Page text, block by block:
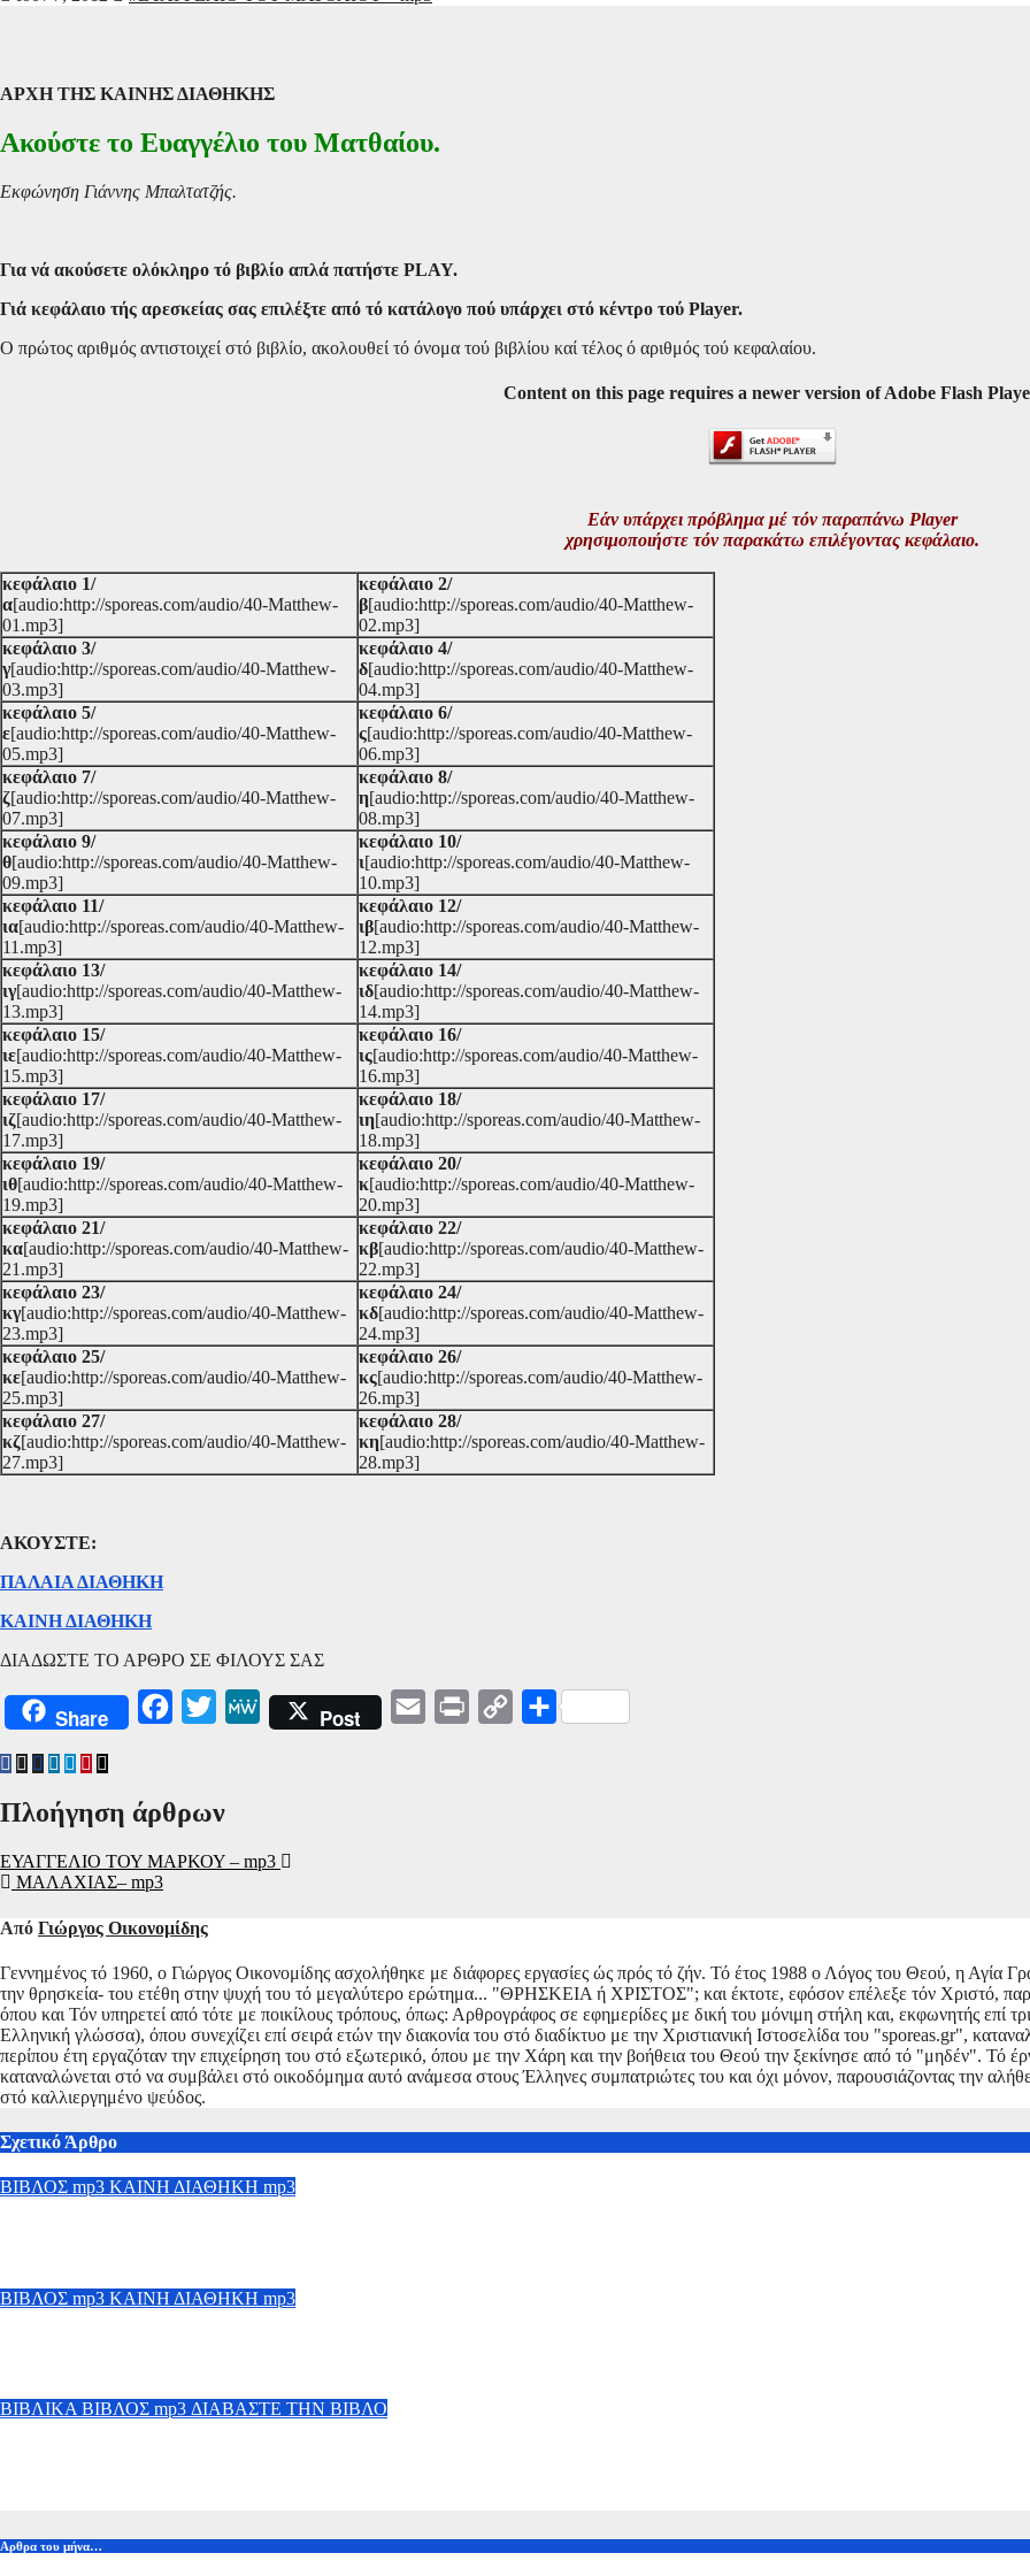
ΑΡΧΗ ΤΗΣ ΚΑΙΝΗΣ ΔΙΑΘΗΚΗΣ
Ακούστε το Ευαγγέλιο του Ματθαίου.
Εκφώνηση Γιάννης Μπαλτατζής.
Για νά ακούσετε ολόκληρο τό βιβλίο απλά πατήστε PLAY.
Γιά κεφάλαιο τής αρεσκείας σας επιλέξτε από τό κατάλογο πού υπάρχει στό κέντρο τού Player.
Ο πρώτος αριθμός αντιστοιχεί στό βιβλίο, ακολουθεί τό όνομα τού βιβλίου καί τέλος ό αριθμός τού κεφαλαίου.
Content on this page requires a newer version of Adobe Flash
Εάν υπάρχει πρόβλημα μέ τόν παραπάνω Player
χρησιμοποιήστε τόν παρακάτω επιλέγοντας κεφάλαιο.
κεφάλαιο 1/
α[audio:http://sporeas.com/audio/40-Matthew-
01.mp3]
κεφάλαιο 2/
β[audio:http://sporeas.com/audio/40-Matthew-
02.mp3]
κεφάλαιο 3/
γ[audio:http://sporeas.com/audio/40-Matthew-
03.mp3]
κεφάλαιο 4/
δ[audio:http://sporeas.com/audio/40-Matthew-
04.mp3]
κεφάλαιο 5/
ε[audio:http://sporeas.com/audio/40-Matthew-
05.mp3]
κεφάλαιο 6/
ς[audio:http://sporeas.com/audio/40-Matthew-
06.mp3]
κεφάλαιο 7/
ζ[audio:http://sporeas.com/audio/40-Matthew-
07.mp3]
κεφάλαιο 8/
η[audio:http://sporeas.com/audio/40-Matthew-
08.mp3]
κεφάλαιο 9/
θ[audio:http://sporeas.com/audio/40-Matthew-
09.mp3]
κεφάλαιο 10/
ι[audio:http://sporeas.com/audio/40-Matthew-
10.mp3]
κεφάλαιο 11/
ια[audio:http://sporeas.com/audio/40-Matthew-
11.mp3]
κεφάλαιο 12/
ιβ[audio:http://sporeas.com/audio/40-Matthew-
12.mp3]
κεφάλαιο 13/
ιγ[audio:http://sporeas.com/audio/40-Matthew-
13.mp3]
κεφάλαιο 14/
ιδ[audio:http://sporeas.com/audio/40-Matthew-
14.mp3]
κεφάλαιο 15/
ιε[audio:http://sporeas.com/audio/40-Matthew-
15.mp3]
κεφάλαιο 16/
ις[audio:http://sporeas.com/audio/40-Matthew-
16.mp3]
κεφάλαιο 17/
ιζ[audio:http://sporeas.com/audio/40-Matthew-
17.mp3]
κεφάλαιο 18/
ιη[audio:http://sporeas.com/audio/40-Matthew-
18.mp3]
κεφάλαιο 19/
ιθ[audio:http://sporeas.com/audio/40-Matthew-
19.mp3]
κεφάλαιο 20/
κ[audio:http://sporeas.com/audio/40-Matthew-
20.mp3]
κεφάλαιο 21/
κα[audio:http://sporeas.com/audio/40-Matthew-
21.mp3]
κεφάλαιο 22/
κβ[audio:http://sporeas.com/audio/40-Matthew-
22.mp3]
κεφάλαιο 23/
κγ[audio:http://sporeas.com/audio/40-Matthew-
23.mp3]
κεφάλαιο 24/
κδ[audio:http://sporeas.com/audio/40-Matthew-
24.mp3]
κεφάλαιο 25/
κε[audio:http://sporeas.com/audio/40-Matthew-
25.mp3]
κεφάλαιο 26/
κς[audio:http://sporeas.com/audio/40-Matthew-
26.mp3]
κεφάλαιο 27/
κζ[audio:http://sporeas.com/audio/40-Matthew-
27.mp3]
κεφάλαιο 28/
κη[audio:http://sporeas.com/audio/40-Matthew-
28.mp3]
ΑΚΟΥΣΤΕ:
ΠΑΛΑΙΑ ΔΙΑΘΗΚΗ
ΚΑΙΝΗ ΔΙΑΘΗΚΗ
ΔΙΑΔΩΣΤΕ ΤΟ ΑΡΘΡΟ ΣΕ ΦΙΛΟΥΣ ΣΑΣ
Share FacebookTwitter MeWe Post Email Print
Copy Μοιραστείτε
Πλοήγηση άρθρων
ΕΥΑΓΓΕΛΙΟ ΤΟΥ ΜΑΡΚΟΥ – mp3
ΜΑΛΑΧΙΑΣ– mp3
Από Γιώργος Οικονομίδης
Γεννημένος τό 1960, ο Γιώργος Οικονομίδης ασχολήθηκε με διάφορες εργασίες ώς πρός τό ζήν. Τό έτος 1988 ο Λόγος του Θεού, η Αγία
την θρησκεία- του ετέθη στην ψυχή του τό μεγαλύτερο ερώτημα... "ΘΡΗΣΚΕΙΑ ή ΧΡΙΣΤΟΣ"; και έκτοτε, εφόσον επέλεξε τόν Χριστό,
όπου και Τόν υπηρετεί από τότε με ποικίλους τρόπους, όπως: Αρθρογράφος σε εφημερίδες με δική του μόνιμη στήλη και, εκφωνητής επί
Ελληνική γλώσσα), όπου συνεχίζει επί σειρά ετών την διακονία του στό διαδίκτυο με την Χριστιανική Ιστοσελίδα του "sporeas.gr",
περίπου έτη εργαζόταν την επιχείρηση του στό εξωτερικό, όπου με την Χάρη και την βοήθεια του Θεού την ξεκίνησε από τό "μηδέν". Τό
καταναλώνεται στό να συμβάλει στό οικοδόμημα αυτό ανάμεσα στους Έλληνες συμπατριώτες του και όχι μόνον, παρουσιάζοντας την
στό καλλιεργημένο ψεύδος.
Σχετικό Άρθρο
ΒΙΒΛΟΣ mp3 ΚΑΙΝΗ ΔΙΑΘΗΚΗ mp3
ΒΙΒΛΟΣ mp3 ΚΑΙΝΗ ΔΙΑΘΗΚΗ mp3
ΒΙΒΛΙΚΑΒΙΒΛΟΣ mp3 ΔΙΑΒΑΣΤΕ ΤΗΝ ΒΙΒΛΟ
Αρθρα του μήνα…